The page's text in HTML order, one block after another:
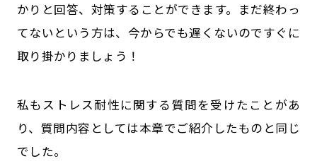
かりと回答、対策することができます。まだ終わっ
てないという方は、今からでも遅くないのですぐに
取り掛かりましょう！
私もストレス耐性に関する質問を受けたことがあ
り、質問内容としては本章でご紹介したものと同じ
でした。